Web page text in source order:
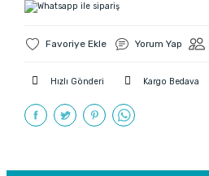
Yorum Yap
Hızlı Gönderi Kargo Bedava